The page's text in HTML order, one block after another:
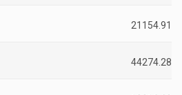
21154.91
44274.28